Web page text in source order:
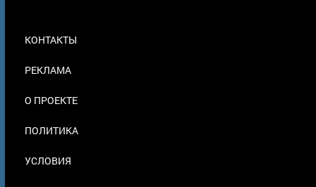
В
КОНТАКТЫ
РЕКЛАМА
О ПРОЕКТЕ
ПОЛИТИКА
УСЛОВИЯ